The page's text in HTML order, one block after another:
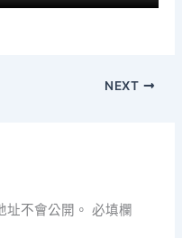
NEXT
不會公開。 必填欄